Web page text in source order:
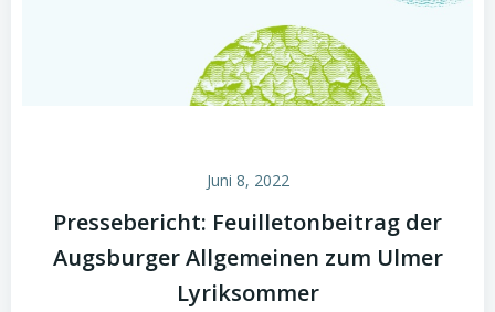
Juni 8, 2022
Pressebericht: Feuilletonbeitrag der
Augsburger Allgemeinen zum Ulmer
Lyriksommer